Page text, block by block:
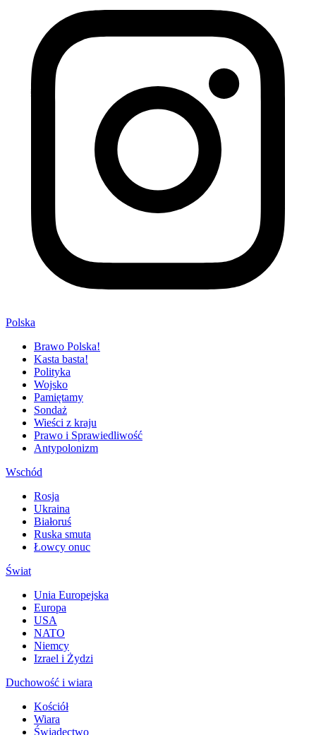
Polska
Brawo Polska!
Kasta basta!
Polityka
Wojsko
Pamiętamy
Sondaż
Wieści z kraju
Prawo i Sprawiedliwość
Antypolonizm
Wschód
Rosja
Ukraina
Białoruś
Ruska smuta
Łowcy onuc
Świat
Unia Europejska
Europa
USA
NATO
Niemcy
Izrael i Żydzi
Duchowość i wiara
Kościół
Wiara
Świadectwo